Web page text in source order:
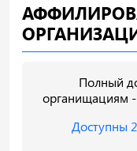
Полный
органищациям -
Доступны